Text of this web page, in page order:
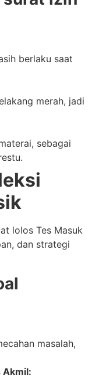
berlaku saat
merah, jadi
sebagai
lolos Tes Masuk
dan strategi
masalah,
Akmil: